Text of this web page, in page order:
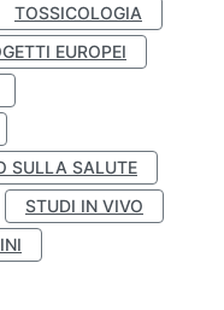
TOSSICOLOGIA
EUROPEI
SULLA SALUTE
STUDI IN VIVO